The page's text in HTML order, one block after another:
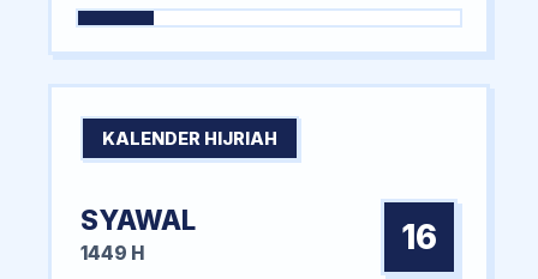
KALENDER HIJRIAH
SYAWAL
1449 H 16